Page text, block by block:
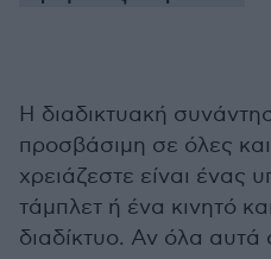
Η διαδικτυακή
προσβάσιμη σε όλες
χρειάζεστε είναι ένας
τάμπλετ ή ένα κινητό
διαδίκτυο. Αν όλα αυτά